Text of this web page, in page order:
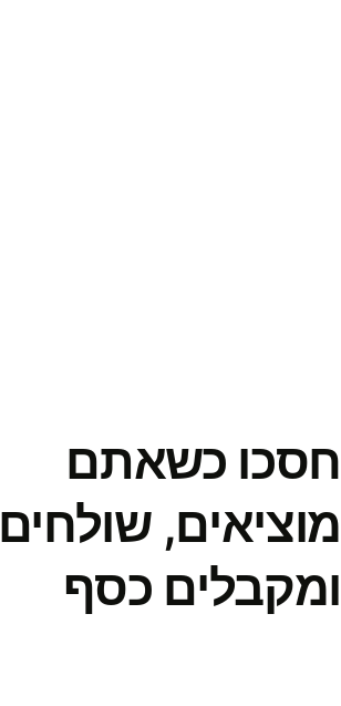
חסכו כשאתם
מוציאים, שולחים
ומקבלים כסף